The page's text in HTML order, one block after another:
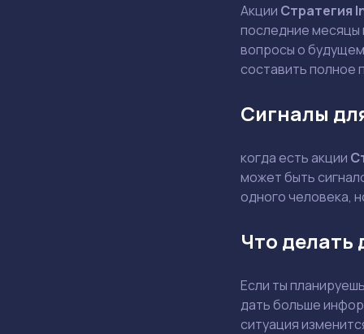
Акции Стратегия
последние месяцы
вопросы о
составить полное
Сигналы
когда есть акции
может быть
одного человека,
Что делать
Если ты
дать больше
ситуация